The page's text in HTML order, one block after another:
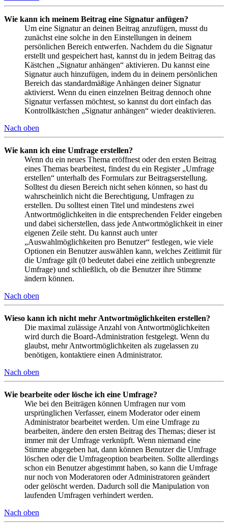
Wie kann ich meinem Beitrag eine Signatur anfügen?
Um eine Signatur an deinen Beitrag anzufügen, musst du
zunächst eine solche in den Einstellungen in deinem
persönlichen Bereich entwerfen. Nachdem du die Signatur
erstellt und gespeichert hast, kannst du in jedem Beitrag das
Kästchen „Signatur anhängen“ aktivieren. Du kannst eine
Signatur auch hinzufügen, indem du in deinem persönlichen
Bereich das standardmäßige Anhängen deiner Signatur
aktivierst. Wenn du einen einzelnen Beitrag dennoch ohne
Signatur verfassen möchtest, so kannst du dort einfach das
Kontrollkästchen „Signatur anhängen“ wieder deaktivieren.
Nach oben
Wie kann ich eine Umfrage erstellen?
Wenn du ein neues Thema eröffnest oder den ersten Beitrag
eines Themas bearbeitest, findest du ein Register „Umfrage
erstellen“ unterhalb des Formulars zur Beitragserstellung.
Solltest du diesen Bereich nicht sehen können, so hast du
wahrscheinlich nicht die Berechtigung, Umfragen zu
erstellen. Du solltest einen Titel und mindestens zwei
Antwortmöglichkeiten in die entsprechenden Felder eingeben
und dabei sicherstellen, dass jede Antwortmöglichkeit in einer
eigenen Zeile steht. Du kannst auch unter
„Auswahlmöglichkeiten pro Benutzer“ festlegen, wie viele
Optionen ein Benutzer auswählen kann, welches Zeitlimit für
die Umfrage gilt (0 bedeutet dabei eine zeitlich unbegrenzte
Umfrage) und schließlich, ob die Benutzer ihre Stimme
ändern können.
Nach oben
Wieso kann ich nicht mehr Antwortmöglichkeiten erstellen?
Die maximal zulässige Anzahl von Antwortmöglichkeiten
wird durch die Board-Administration festgelegt. Wenn du
glaubst, mehr Antwortmöglichkeiten als zugelassen zu
benötigen, kontaktiere einen Administrator.
Nach oben
Wie bearbeite oder lösche ich eine Umfrage?
Wie bei den Beiträgen können Umfragen nur vom
ursprünglichen Verfasser, einem Moderator oder einem
Administrator bearbeitet werden. Um eine Umfrage zu
bearbeiten, ändere den ersten Beitrag des Themas; dieser ist
immer mit der Umfrage verknüpft. Wenn niemand eine
Stimme abgegeben hat, dann können Benutzer die Umfrage
löschen oder die Umfrageoption bearbeiten. Sollte allerdings
schon ein Benutzer abgestimmt haben, so kann die Umfrage
nur noch von Moderatoren oder Administratoren geändert
oder gelöscht werden. Dadurch soll die Manipulation von
laufenden Umfragen verhindert werden.
Nach oben